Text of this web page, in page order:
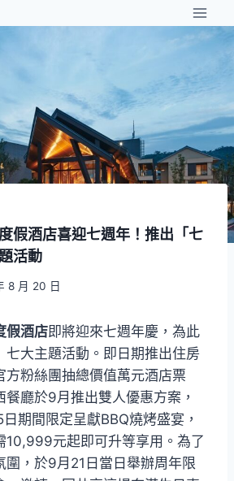
假酒店喜迎七週年！推出「七
活動
8 月 20 日
假酒店即將迎來七週年慶，為此
七大主題活動。即日期推出住房
方粉絲團抽總價值萬元酒店票
廳於9月推出雙人優惠方案，
期間限定呈獻BBQ燒烤盛宴，
10,999元起即可升等享用。為了
圍，於9月21日當日舉辦周年限